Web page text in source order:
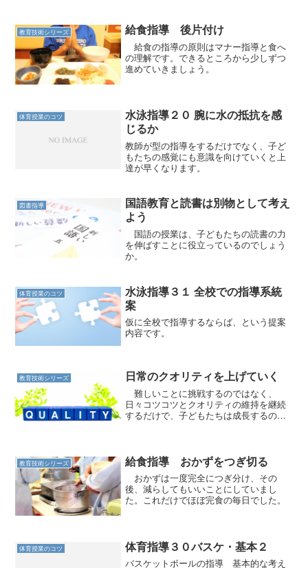
間を保証してやりたいし、使...
教育技術シリーズ 給食指導 後片付け
給食の指導の原則はマナー指導と食へ
の理解です。できるところから少しずつ
進めていきましょう。
体育授業のコツ
水泳指導２０ 腕に水の抵抗を感
じるか
教師が型の指導をするだけでなく、子ど
もたちの感覚にも意識を向けていくと上
達が早くなります。
図書指導
国語教育と読書は別物として考え
よう
国語の授業は、子どもたちの読書の力
を伸ばすことに役立っているのでしょう
か。
体育授業のコツ
水泳指導３１ 全校での指導系統
案
仮に全校で指導するならば、という提案
内容です。
教育技術シリーズ 日常のクオリティを上げていく
難しいことに挑戦するのではなく、
日々コツコツとクオリティの維持を継続
するだけで、子どもたちは成長するので
教育技術シリーズ 給食指導 おかずをつぎ切る
おかずは一度完全につぎ分け、その
後、減らしてもいいことにしていまし
た。これだけでほぼ完食の毎日でした。
体育授業のコツ 体育指導３０バスケ・基本２
バスケットボールの指導 基本的な考え